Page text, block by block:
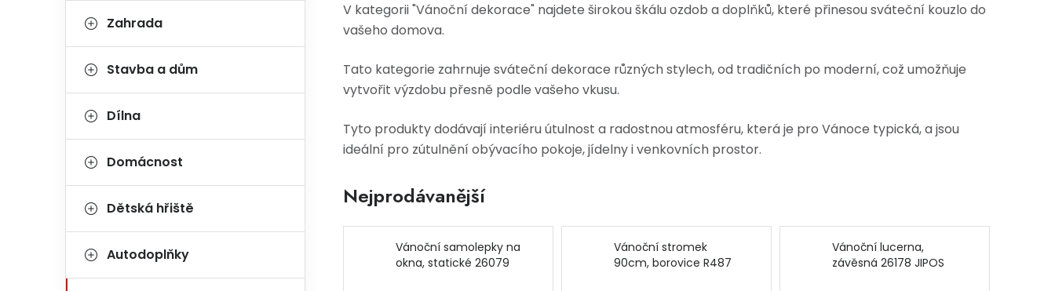
Zahrada
Stavba a dům
Dílna
Domácnost
Dětská hřiště
Autodoplňky
V kategorii "Vánoční dekorace" najdete širokou škálu ozdob a doplňků, které přinesou sváteční kouzlo do
vašeho domova.
Tato kategorie zahrnuje sváteční dekorace různých stylech, od tradičních po moderní, což umožňuje
vytvořit výzdobu přesně podle vašeho vkusu.
Tyto produkty dodávají interiéru útulnost a radostnou atmosféru, která je pro Vánoce typická, a jsou
ideální pro zútulnění obývacího pokoje, jídelny i venkovních prostor.
Nejprodávanější
Vánoční samolepky na
okna, statické 26079
Vánoční stromek
90cm, borovice R487
Vánoční lucerna,
závěsná 26178 JIPOS